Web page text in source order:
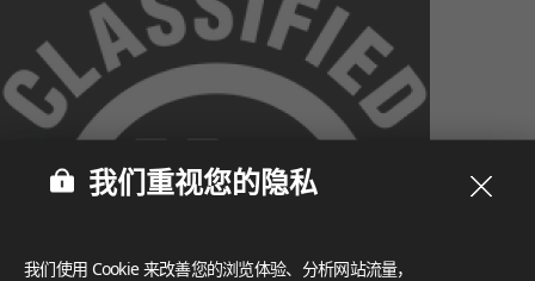
我们重视您的隐私
我们使用 Cookie 来改善您的浏览体验、分析网站流量，